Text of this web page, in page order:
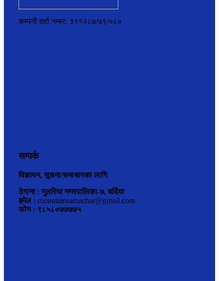
कम्पनी दर्ता नम्बर: ३११२८७/७९/०८०
सम्पर्क
विज्ञापन, सूचना/समाचारका लागि
ठेगाना : गुलरिया नगरपालिका-७, बर्दिया
इमेल : mountainsamachar@gmail.com
फोन : ९८५८०७७७७५